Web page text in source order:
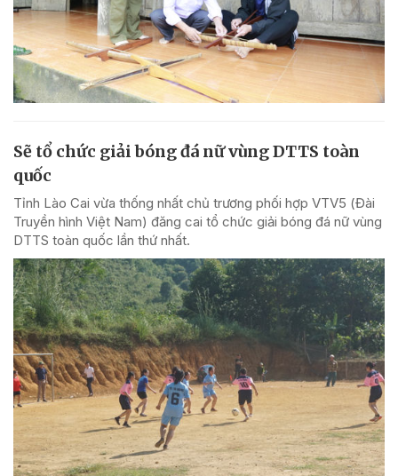
Sẽ tổ chức giải bóng đá nữ vùng DTTS toàn
quốc
Tỉnh Lào Cai vừa thống nhất chủ trương phối hợp VTV5 (Đài
Truyền hình Việt Nam) đăng cai tổ chức giải bóng đá nữ vùng
DTTS toàn quốc lần thứ nhất.